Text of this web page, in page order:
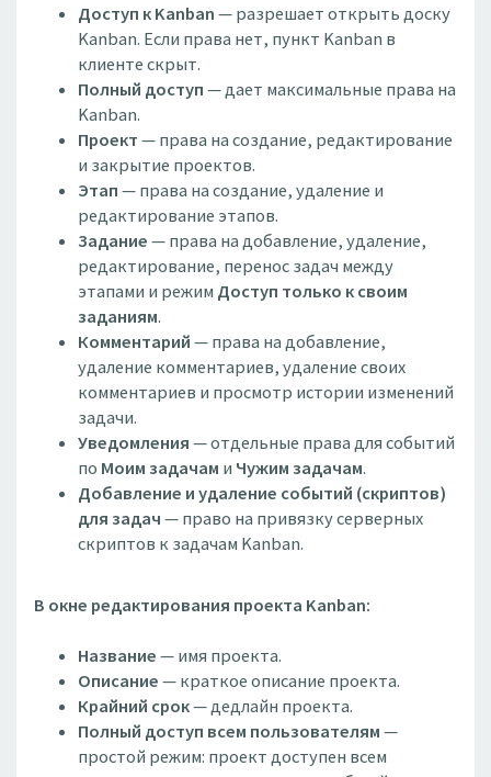
Доступ к Kanban— разрешает открыть доску
Kanban. Если права нет, пункт Kanban в
клиенте скрыт.
Полный доступ— дает максимальные права на
Kanban.
Проект— права на создание, редактирование
и закрытие проектов.
Этап— права на создание, удаление и
редактирование этапов.
Задание— права на добавление, удаление,
редактирование, перенос задач между
этапами и режим Доступ только к своим
заданиям.
Комментарий— права на добавление,
удаление комментариев, удаление своих
комментариев и просмотр истории изменений
задачи.
Уведомления— отдельные права для событий
по Моим задачам и Чужим задачам.
Добавление и удаление событий (скриптов)
для задач— право на привязку серверных
скриптов к задачам Kanban.
В окне редактирования проекта Kanban:
Название— имя проекта.
Описание— краткое описание проекта.
Крайний срок— дедлайн проекта.
Полный доступ всем пользователям—
простой режим: проект доступен всем